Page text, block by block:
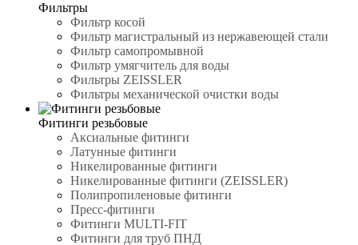
Фильтры
Фильтр косой
Фильтр магистральный из нержавеющей стали
Фильтр самопромывной
Фильтр умягчитель для воды
Фильтры ZEISSLER
Фильтры механической очистки воды
Фитинги резьбовые
Аксиальные фитинги
Латунные фитинги
Никелированные фитинги
Никелированные фитинги (ZEISSLER)
Полипропиленовые фитинги
Пресс-фитинги
Фитинги MULTI-FIT
Фитинги для труб ПНД